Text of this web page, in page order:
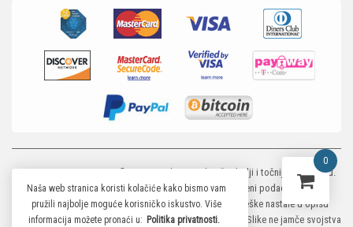
MP-ELEKTRONIKA SHOP© 2026. Trudimo se dati što bolji i točniji opis i sliku.
Unatoč tome, ne možemo garantirati da su svi navedeni podaci i slike u
potpunosti točni. Ne odgovaramo za eventualne pogreške nastale u opisu
proizvoda, greške prilikom štampanja te promjene cijena. Slike ne jamče svojstva
0
Naša web stranica koristi kolačiće kako bismo vam
pružili najbolje moguće korisničko iskustvo. Više
informacija možete pronaći u: Politika privatnosti.